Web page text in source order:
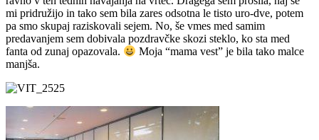
mi pridružijo in tako sem bila zares odsotna le tisto uro-dve, potem
pa smo skupaj raziskovali sejem. No, še vmes med samim
predavanjem sem dobivala pozdravčke skozi steklo, ko sta med
fanta od zunaj opazovala.
Moja “mama vest” je bila tako malce
manjša.